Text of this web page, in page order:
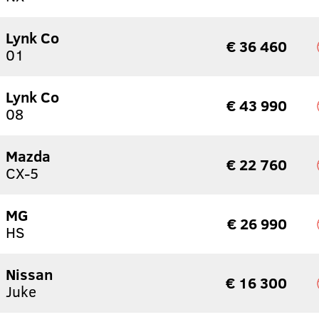
Lynk Co
01
€ 36 460
Lynk Co
08
€ 43 990
Mazda
CX-5
€ 22 760
MG
HS
€ 26 990
Nissan
Juke
€ 16 300